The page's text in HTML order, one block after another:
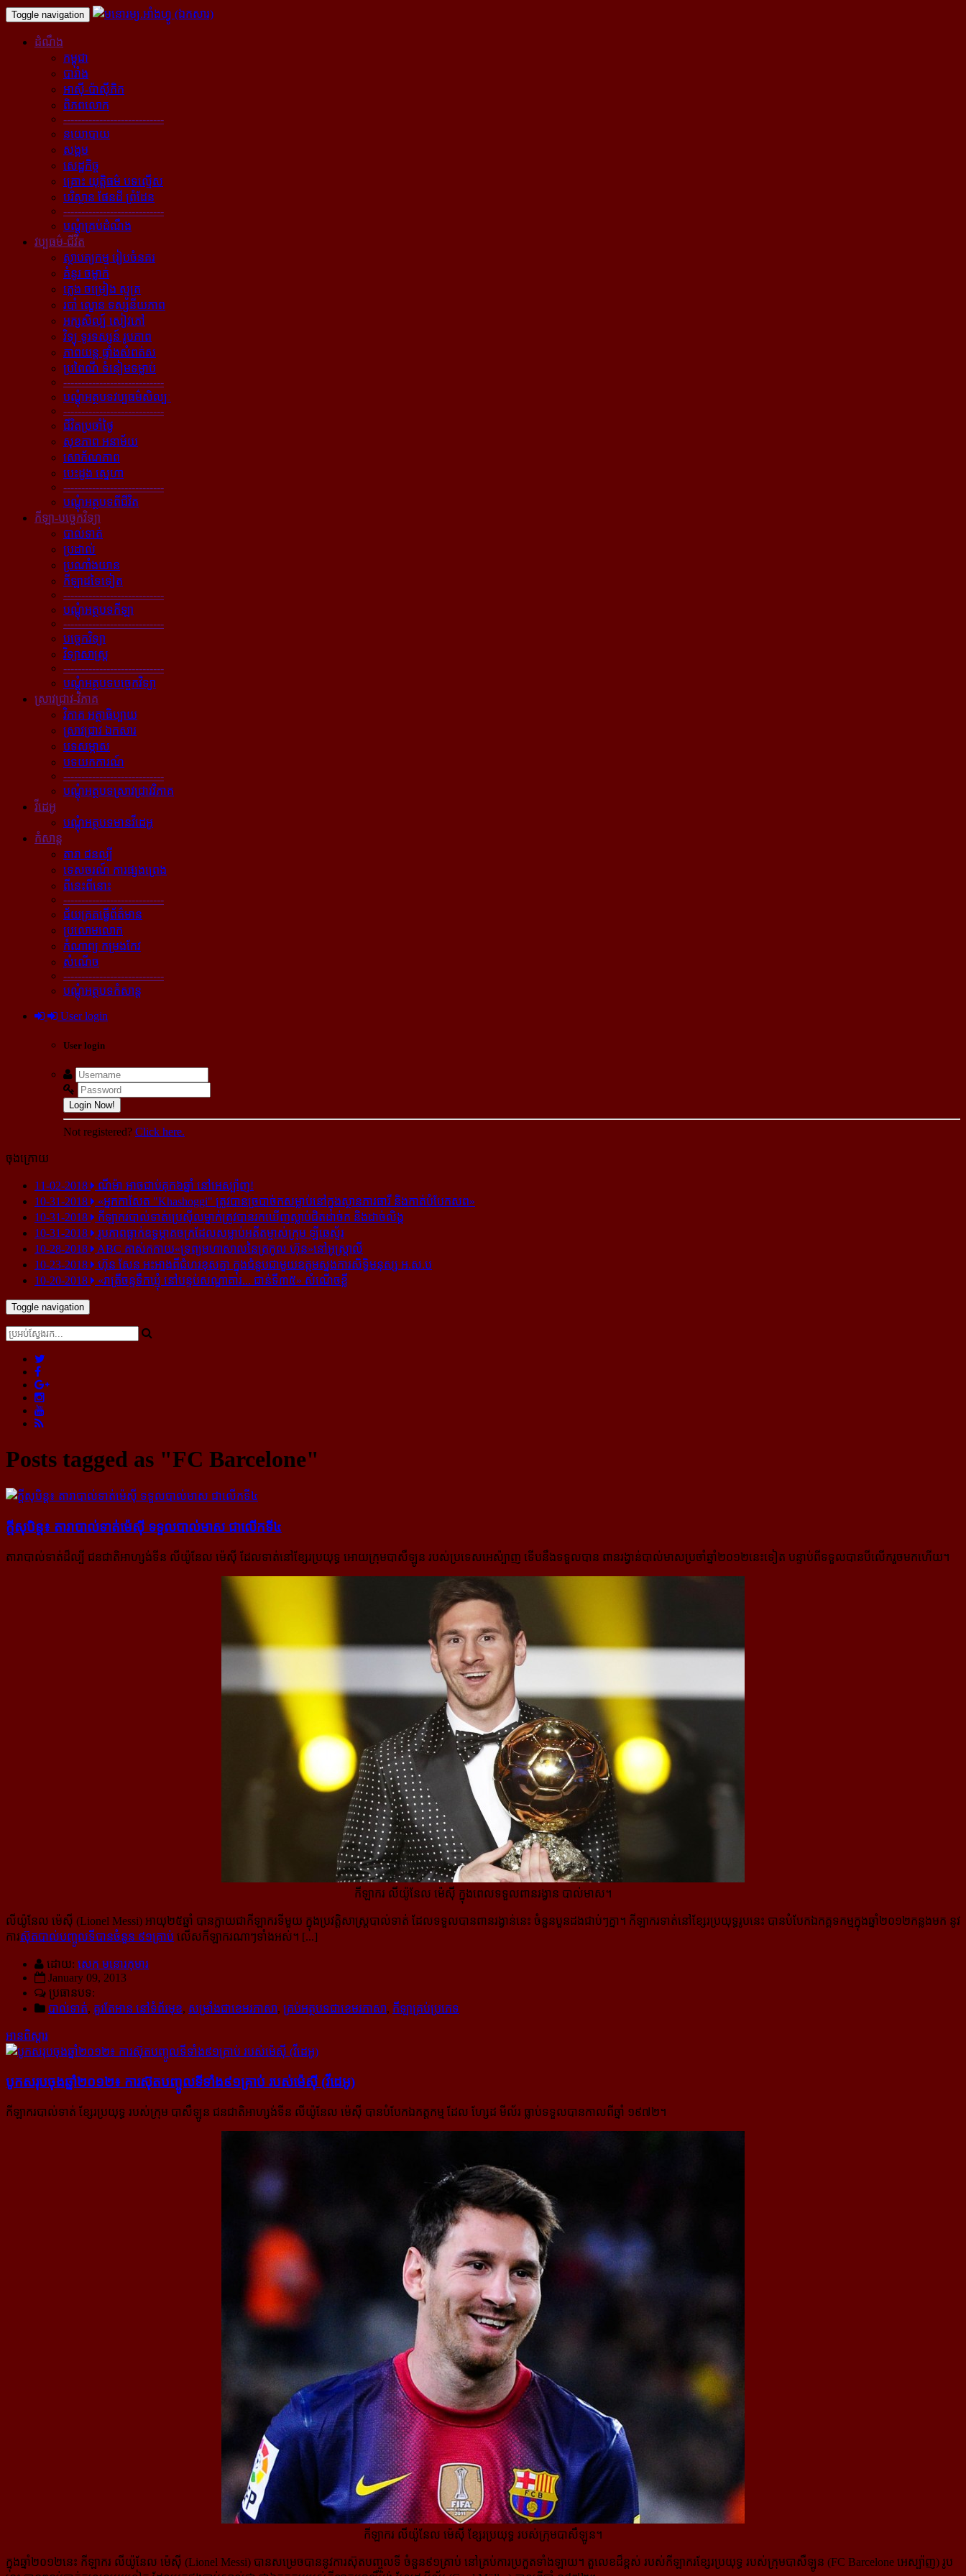
Toggle navigation
ដំណឹង
កម្ពុជា
បារាំង
អាស៊ី-ប៉ាស៊ីភិក
ពិភពលោក
----------------------------
នយោបាយ
សង្គម
សេដ្ឋកិច្ច
គ្រោះ យុត្តិធម៌ បទល្មើស
បរិស្ថាន ផែនដី ព្រំដែន
----------------------------
បណ្ដុំគ្រប់ដំណឹង
វប្បធម៌-ជីវិត
ស្ថាបត្យកម្ម រៀបចំនគរ
គំនូរ ចម្លាក់
ភ្លេង ចម្រៀង ស្មូត្រ
របាំ ល្ខោន ទស្សនីយភាព
អក្សសិល្ប៍ សៀវភៅ
វិទ្យុ ទូរទស្សន៍ រូបភាព
ភាពយន្ដ ផ្ទាំងសំពត់ស
ប្រពៃណី ទំនៀមទម្លាប់
----------------------------
បណ្ដុំអត្ថបទវប្បធម៌សិល្បៈ
----------------------------
ជីវិតប្រចាំថ្ងៃ
សុខភាព អនាម័យ
សោភ័ណភាព
បេះដូង ស្នេហា
----------------------------
បណ្ដុំអត្ថបទពីជីវិត
កីឡា-បច្ចេកវិទ្យា
បាល់ទាត់
ប្រដាល់
ប្រណាំងយាន
កីឡាដទៃទៀត
----------------------------
បណ្ដុំអត្ថបទកីឡា
----------------------------
បច្ចេកវិទ្យា
វិទ្យាសាស្ត្រ
----------------------------
បណ្ដុំអត្ថបទបច្ចេកវិទ្យា
ស្រាវជ្រាវ-វិភាគ
វិភាគ អត្ថាធិប្បាយ
ស្រាវជ្រាវ ឯកសារ
បទសម្ភាស
បទយកការណ៍
----------------------------
បណ្ដុំអត្ថបទស្រាវជ្រាវវិភាគ
វីដេអូ
បណ្ដុំអត្ថបទមានវីដេអូ
កំសាន្ដ
តារា ជនល្បី
ទេសចរណ៍ ការផ្សងព្រេង
ពីនេះពីនោះ
----------------------------
ជ័យគ្រតធ្វើព័ត៌មាន
ប្រលោមលោក
កំណាព្យ កម្រងកែវ
សំណើច
----------------------------
បណ្ដុំអត្ថបទកំសាន្ដ
User login
User login
Login Now!
Not registered? Click here.
ចុងក្រោយ
11-02-2018
ណីម៉ា អាច​ជាប់​គុក​៦ឆ្នាំ នៅ​អេស្ប៉ាញ!
10-31-2018
«អ្នក​កាសែត "Khashoggi" ត្រូវ​បាន​ច្របាច់ក​សម្លាប់​នៅ​ក្នុង​ស្ថាន​ភារធារី និង​កាត់​បំបែក​សព»
10-31-2018
កីឡាករ​បាល់ទាត់​ប្រេស៊ីល​ម្នាក់​ត្រូវ​បាន​រក​ឃើញ​ស្លាប់​ជិត​ដាច់ក និង​ដាច់​លិង្គ
10-31-2018
រូបភាព​ធ្លាក់​ឧទ្ធម្ភាគចក្រ​ដែល​សម្លាប់​អតីត​ម្ចាស់​ក្រុម​ ឡីឆេស្ទ័រ
10-28-2018
ABC គាស់​កកាយ​«ទ្រព្យមហាសាល​នៃ​ត្រកូល ហ៊ុន»​នៅ​អូស្ត្រាលី
10-23-2018
ហ៊ុន សែន អះអាង​ពី​ជំហរ​ខុស​គ្នា ក្នុង​ជំនួប​ជាមួយ​ឧត្តម​ស្នងការ​សិទ្ធិ​មនុស្ស អ.ស.ប
10-20-2018
«រាត្រីចន្ទទឹកឃ្មុំ នៅបន្ទប់សណ្ឋាគារ... ជាន់ទី៣៥» សំណើចខ្លី
Toggle navigation
Posts tagged as "FC Barcelone"
ក្ដីសុបិន្ត៖ តារា​បាល់​ទាត់​ម៉េស៊ី ទទួល​បាល់​មាស ​ជា​លើក​ទី៤
តារាបាល់ទាត់ដ៏ល្បី ជនជាតិអាហ្សង់ទីន លីយ៉ូនែល ម៉េស៊ី ដែលទាត់នៅខ្សែរប្រយុទ្ធ អោយក្រុមបាសឺឡូន របស់ប្រទេស​អេស៉្បាញ ទើបនឹងទទួលបាន ពានរង្វាន់បាល់មាសប្រចាំឆ្នាំ២០១២នេះទៀត បន្ទាប់ពីទទួលបានបីលើករួចមកហើយ។
កីឡាករ លីយ៉ូនែល ម៉េស៊ី ក្នុងពេលទទួលពានរង្វាន បាល់មាស។
លីយ៉ូនែល ម៉េស៊ី (Lionel Messi) អាយុ២៥ឆ្នាំ បានក្លាយជាកីឡាករទីមួយ ក្នុងប្រវត្តិសាស្ត្របាល់ទាត់ ដែលទទួលបាន​ពានរង្វាន់នេះ ចំនួនបួនដងជាប់ៗគ្នា។ កីឡាករទាត់នៅខ្សែរប្រយុទ្ធរូបនេះ បានបំបែកឯកគ្គទកម្មក្នុងឆ្នាំ២០១២កន្លងមក នូវ
ការស៊ុតបាល់បញ្ចូលទីបានចំនួន ៩១គ្រាប់ លើសកីឡាករណាៗទាំងអស់។ [...]
ដោយ: សេក មនោរកុមារ
January 09, 2013
ប្រធានបទ:
បាល់ទាត់, គួរតែអាន នៅទំព័រមុខ, សម្រាំងជាខេមរភាសា, គ្រប់អត្ថបទជាខេមរភាសា, កីឡាគ្រប់ប្រភេទ
អានពិស្ដារ
បូក​សរុប​ចុង​ឆ្នាំ​២០១២៖ ការ​ស៊ុត​បញ្ចូល​ទី​ទាំង​៩១​គ្រាប់ របស់​ម៉េស៊ី (វីដេអូ)
កីឡាករបាល់ទាត់ ខ្សែរប្រយុទ្ធ របស់ក្រុម បាសឺឡូន ជនជាតិអាហ្សង់ទីន លីយ៉ូនែល ម៉េស៊ី បានបំបែកឯកត្តកម្ម ដែល ហ្សែដ មីល័រ ធ្លាប់ទទួលបានកាលពីឆ្នាំ ១៩៧២។
កីឡាករ លីយ៉ូនែល ម៉េស៊ី ខ្សែរប្រយុទ្ធ របស់ក្រុមបាសឺឡូន។
ក្នុងឆ្នាំ២០១២នេះ កីឡាករ លីយ៉ូនែល ម៉េស៊ី (Lionel Messi) បានសម្រេចបាននូវការស៊ុតបញ្ចូលទី ចំនួន៩១គ្រាប់ នៅ​គ្រប់​ការ​ប្រកួតទាំងឡាយ។ តួលេខដ៏ខ្ពស់ របស់កីឡាករខ្សែរប្រយុទ្ធ របស់ក្រុមបាសឺឡូន (FC Barcelone អេស្ប៉ាញ) រូប